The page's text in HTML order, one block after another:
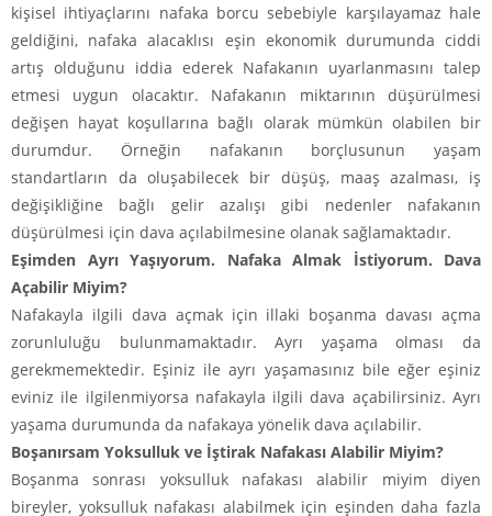
kişisel ihtiyaçlarını nafaka borcu sebebiyle karşılayamaz hale
geldiğini, nafaka alacaklısı eşin ekonomik durumunda ciddi
artış olduğunu iddia ederek Nafakanın uyarlanmasını talep
etmesi uygun olacaktır. Nafakanın miktarının düşürülmesi
değişen hayat koşullarına bağlı olarak mümkün olabilen bir
durumdur. Örneğin nafakanın borçlusunun yaşam
standartların da oluşabilecek bir düşüş, maaş azalması, iş
değişikliğine bağlı gelir azalışı gibi nedenler nafakanın
düşürülmesi için dava açılabilmesine olanak sağlamaktadır.
Eşimden Ayrı Yaşıyorum. Nafaka Almak İstiyorum. Dava
Açabilir Miyim?
Nafakayla ilgili dava açmak için illaki boşanma davası açma
zorunluluğu bulunmamaktadır. Ayrı yaşama olması da
gerekmemektedir. Eşiniz ile ayrı yaşamasınız bile eğer eşiniz
eviniz ile ilgilenmiyorsa nafakayla ilgili dava açabilirsiniz. Ayrı
yaşama durumunda da nafakaya yönelik dava açılabilir.
Boşanırsam Yoksulluk ve İştirak Nafakası Alabilir Miyim?
Boşanma sonrası yoksulluk nafakası alabilir miyim diyen
bireyler, yoksulluk nafakası alabilmek için eşinden daha fazla